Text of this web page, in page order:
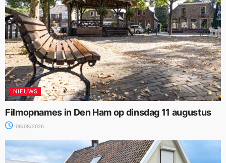
NIEUWS
Filmopnames in Den Ham op dinsdag 11 augustus
06/08/2026